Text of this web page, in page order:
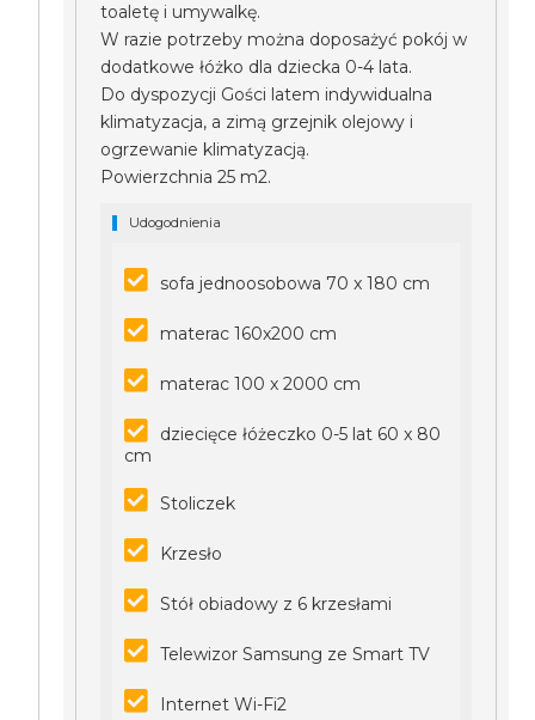
toaletę i umywalkę.
W razie potrzeby można doposażyć pokój w
dodatkowe łóżko dla dziecka 0-4 lata.
Do dyspozycji Gości latem indywidualna
klimatyzacja, a zimą grzejnik olejowy i
ogrzewanie klimatyzacją.
Powierzchnia 25 m2.
Udogodnienia
sofa jednoosobowa 70 x 180 cm
materac 160x200 cm
materac 100 x 2000 cm
dziecięce łóżeczko 0-5 lat 60 x 80
cm
Stoliczek
Krzesło
Stół obiadowy z 6 krzesłami
Telewizor Samsung ze Smart TV
Internet Wi-Fi2